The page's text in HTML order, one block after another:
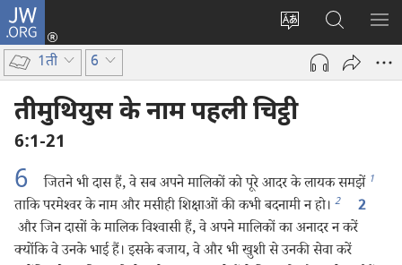
JW.ORG
वेबसाइट
भाषा
बदलिए
लॉग-
इन
(opens
window)
JW.ORG
खोजें
मैन्यू
1ती 6
तीमुथियुस के नाम पहली चिट्ठी
6:1-21
6 जितने भी दास हैं, वे सब अपने मालिकों को पूरे आदर के लायक समझें 1
ताकि परमेश्‍वर के नाम और मसीही शिक्षाओं की कभी बदनामी न हो। 2 2
और जिन दासों के मालिक विश्‍वासी हैं, वे अपने मालिकों का अनादर न करें
क्योंकि वे उनके भाई हैं। इसके बजाय, वे और भी खुशी से उनकी सेवा करें